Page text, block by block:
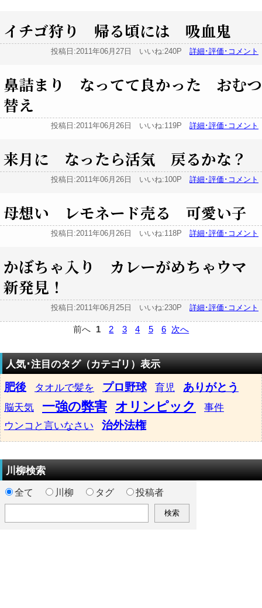
イチゴ狩り 帰る頃には 吸血鬼
投稿日:2011年06月27日 いいね:240P 詳細･評価･コメント
鼻詰まり なってて良かった おむつ
替え
投稿日:2011年06月26日 いいね:119P 詳細･評価･コメント
来月に なったら活気 戻るかな？
投稿日:2011年06月26日 いいね:100P 詳細･評価･コメント
母想い レモネード売る 可愛い子
投稿日:2011年06月26日 いいね:118P 詳細･評価･コメント
かぼちゃ入り カレーがめちゃウマ
新発見！
投稿日:2011年06月25日 いいね:230P 詳細･評価･コメント
前へ 1 2 3 4 5 6 次へ
人気･注目のタグ（カテゴリ）表示
肥後 タオルで髪を プロ野球 育児 ありがとう
脳天気 一強の弊害 オリンピック
事件
ウンコと言いなさい
治外法権
川柳検索
全て 川柳 タグ 投稿者